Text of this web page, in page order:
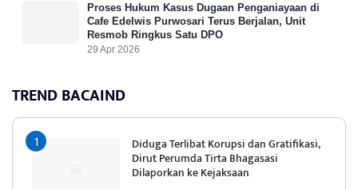
Proses Hukum Kasus Dugaan Penganiayaan di
Cafe Edelwis Purwosari Terus Berjalan, Unit
Resmob Ringkus Satu DPO
29 Apr 2026
TREND BACAIND
Diduga Terlibat Korupsi dan Gratifikasi,
Dirut Perumda Tirta Bhagasasi
Dilaporkan ke Kejaksaan